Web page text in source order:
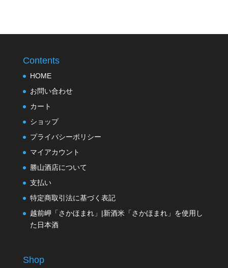
Contents
HOME
お問い合わせ
カート
ショップ
プライバシーポリシー
マイアカウント
勝山酒店について
支払い
特定商取引法に基づく表記
越前岬「さかほまれ」|新酒米「さかほまれ」を使用し
た日本酒
Shop